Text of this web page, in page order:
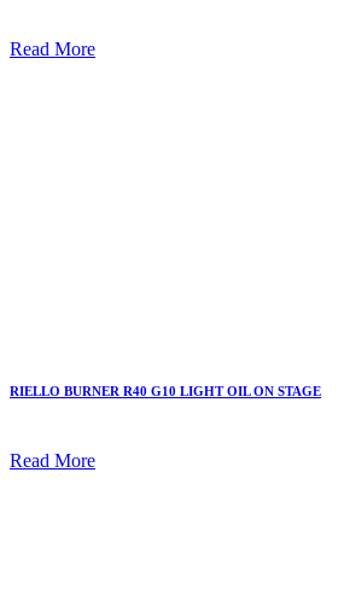
Read More
RIELLO BURNER R40 G10 LIGHT OIL ON STAGE
Read More